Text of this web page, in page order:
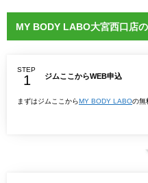
MY BODY LABO大宮西口店
STEP
ジムここからWEB申込
まずはジムここからMY BODY LABOの無